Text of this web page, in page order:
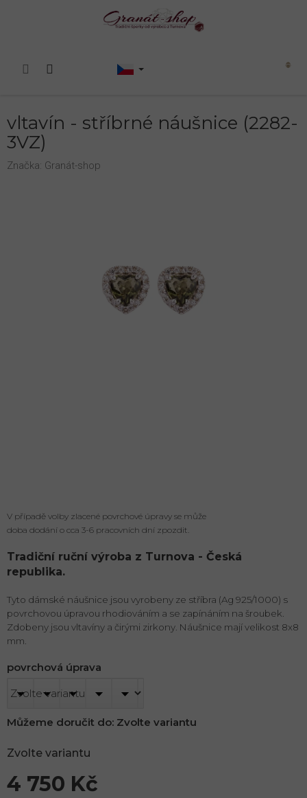
Nákupní
vltavín - stříbrné náušnice (2282-
3VZ)
Značka: Granát-shop
4 750 Kč
Zvolte variantu
povrchová úprava
Můžeme doručit do: Zvolte variantu
V případě volby zlacené povrchové úpravy se může
doba dodání o cca 3-6 pracovních dní zpozdit.
Tradiční ruční výroba z Turnova - Česká
republika.
Tyto dámské náušnice jsou vyrobeny ze stříbra (Ag 925/1000) s
povrchovou úpravou rhodiováním a se zapínáním na šroubek.
Zdobeny jsou vltavíny a čirými zirkony. Náušnice mají velikost 8x8
mm.